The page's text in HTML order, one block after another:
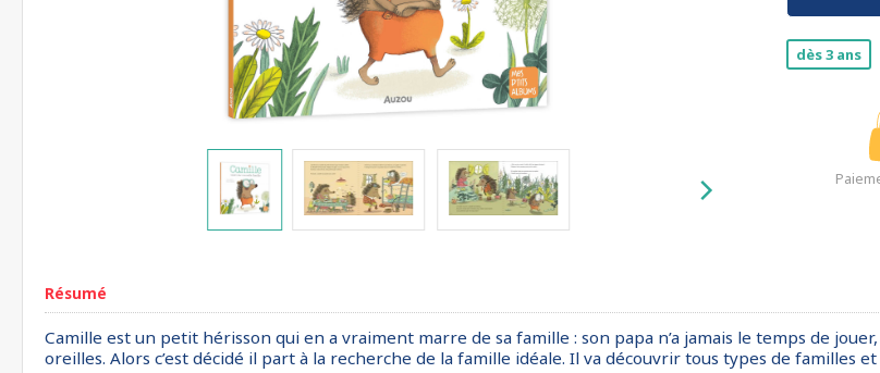
dès 3 ans
Résumé
Camille est un petit hérisson qui en a vraiment marre de sa famille : son papa n’a jamais le temps de
oreilles. Alors c’est décidé il part à la recherche de la famille idéale. Il va découvrir tous types de familles